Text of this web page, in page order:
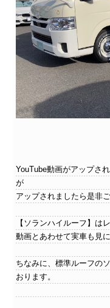
YouTube動画がアップさ
が
アップされましたら是非ご
【ソランハイルーフ】は
動画とあわせて実車も見
ちなみに、標準ルーフの
おります。